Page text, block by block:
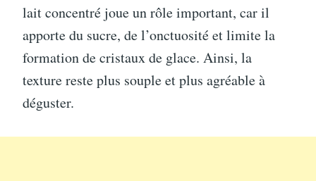
lait concentré joue un rôle important, car il
apporte du sucre, de l’onctuosité et limite la
formation de cristaux de glace. Ainsi, la
texture reste plus souple et plus agréable à
déguster.